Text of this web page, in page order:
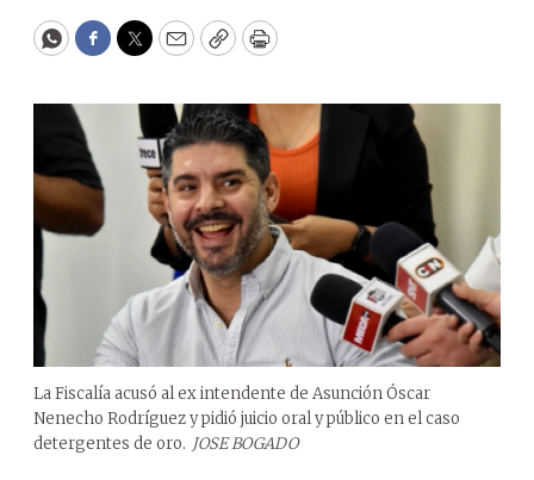
WhatsApp
Facebook
Twitter
EmailCopyPrint
La Fiscalía acusó al ex intendente de Asunción Óscar
Nenecho Rodríguez y pidió juicio oral y público en el caso
detergentes de oro. JOSE BOGADO